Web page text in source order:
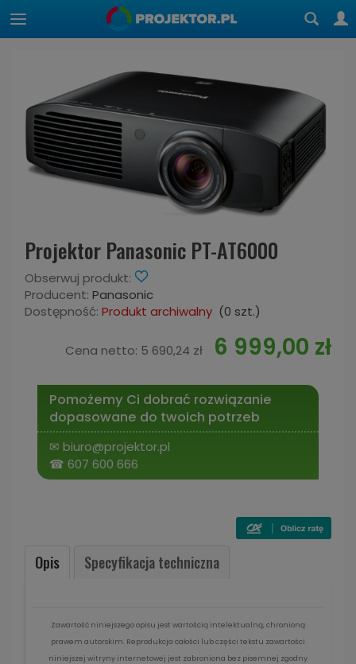
Projektor Panasonic PT-AT6000
Obserwuj produkt:
Producent: Panasonic
Dostępność: Produkt archiwalny (0 szt.)
Cena netto: 5 690,24 zł 6 999,00 zł
Pomożemy Ci dobrać rozwiązanie
dopasowane do twoich potrzeb
✉ biuro@projektor.pl
☎ 607 600 666
Opis Specyfikacja techniczna
Zawartość niniejszego opisu jest wartością intelektualną, chronioną
prawem autorskim. Reprodukcja całości lub części tekstu zawartości
niniejszej witryny internetowej jest zabroniona bez pisemnej zgodny